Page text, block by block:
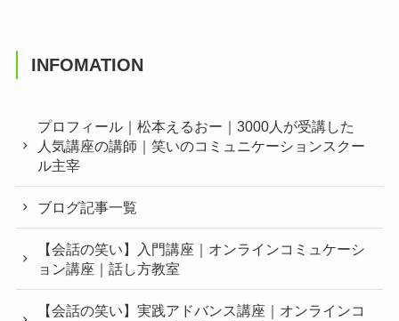
INFOMATION
プロフィール｜松本えるおー｜3000人が受講した
人気講座の講師｜笑いのコミュニケーションスクー
ル主宰
ブログ記事一覧
【会話の笑い】入門講座｜オンラインコミュケーシ
ョン講座｜話し方教室
【会話の笑い】実践アドバンス講座｜オンラインコ